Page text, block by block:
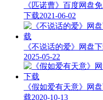
《匹诺曹》百度网盘
下载2021-06-02
《不说话的爱》网盘
2025-05-22
《假如爱有天意》网
载2020-10-13